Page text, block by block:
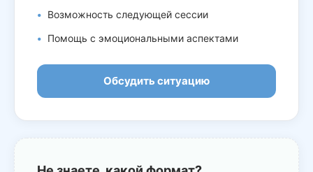
Возможность следующей сессии
Помощь с эмоциональными аспектами
Обсудить ситуацию